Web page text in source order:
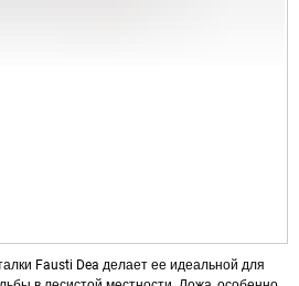
Fausti Dea делает ее идеальной для